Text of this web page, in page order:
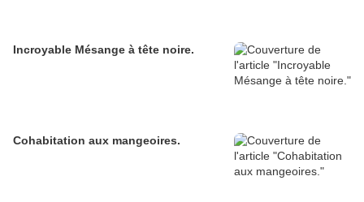
Incroyable Mésange à tête noire.
Cohabitation aux mangeoires.